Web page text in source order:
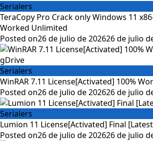
Serialers
TeraCopy Pro Crack only Windows 11
Worked Unlimited
Posted on26 de julio de 202626 de julio
Serialers
WinRAR 7.11 License[Activated] 100%
Posted on26 de julio de 202626 de julio
Serialers
Lumion 11 License[Activated] Final
Posted on26 de julio de 202626 de julio